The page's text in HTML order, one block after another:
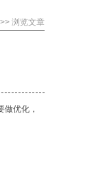
>> 浏览文章
优化，